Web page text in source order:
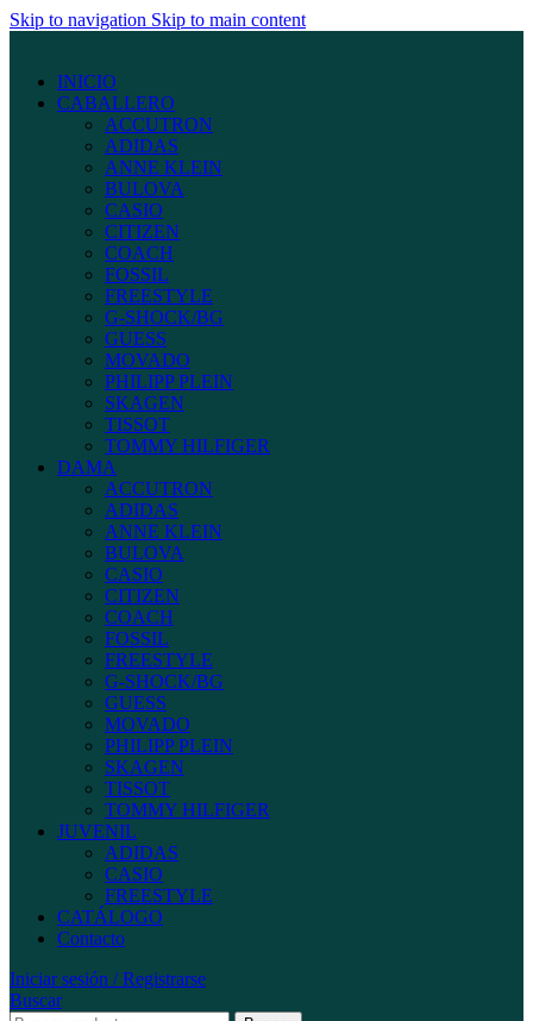
Skip to navigation Skip to main content
INICIO
CABALLERO
ACCUTRON
ADIDAS
ANNE KLEIN
BULOVA
CASIO
CITIZEN
COACH
FOSSIL
FREESTYLE
G-SHOCK/BG
GUESS
MOVADO
PHILIPP PLEIN
SKAGEN
TISSOT
TOMMY HILFIGER
DAMA
ACCUTRON
ADIDAS
ANNE KLEIN
BULOVA
CASIO
CITIZEN
COACH
FOSSIL
FREESTYLE
G-SHOCK/BG
GUESS
MOVADO
PHILIPP PLEIN
SKAGEN
TISSOT
TOMMY HILFIGER
JUVENIL
ADIDAS
CASIO
FREESTYLE
CATÁLOGO
Contacto
Iniciar sesión / Registrarse
Buscar